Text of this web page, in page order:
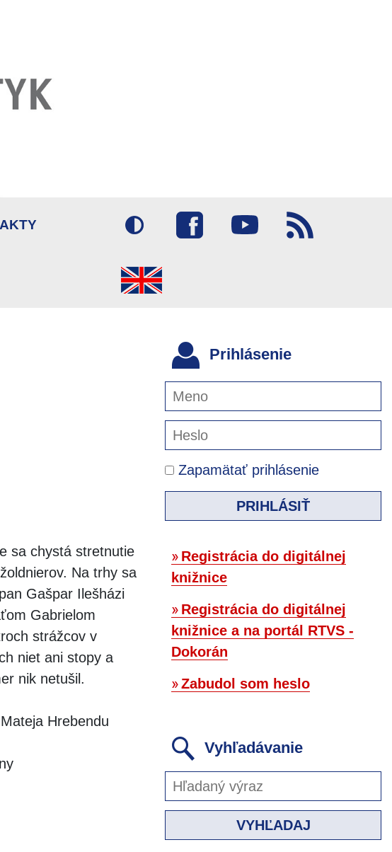
sa chystá stretnutie
Na trhy sa
Gašpar Ilešházi
Gabrielom
strážcov v
niet ani stopy a
nik netušil.
Hrebendu
Prihlásenie
Zapamätať prihlásenie
PRIHLÁSIŤ
Registrácia do digitálnej
knižnice
Registrácia do digitálnej
knižnice a na portál RTVS -
Dokorán
Zabudol som heslo
Vyhľadávanie
VYHĽADAJ